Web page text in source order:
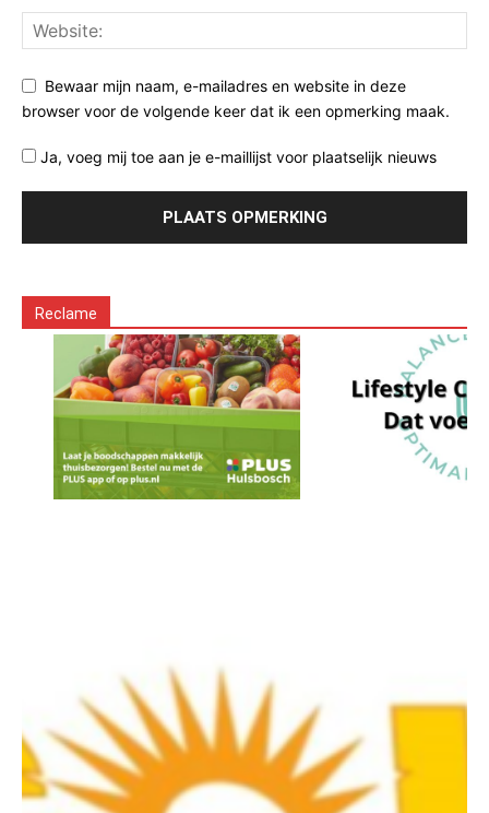
Bewaar mijn naam, e-mailadres en website in deze
browser voor de volgende keer dat ik een opmerking maak.
Ja, voeg mij toe aan je e-maillijst voor plaatselijk nieuws
Reclame